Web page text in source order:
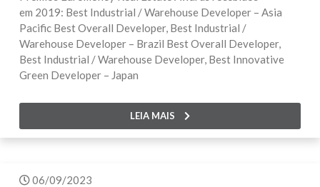
em 2019: Best Industrial / Warehouse Developer – Asia
Pacific Best Overall Developer, Best Industrial /
Warehouse Developer – Brazil Best Overall Developer,
Best Industrial / Warehouse Developer, Best Innovative
Green Developer – Japan
LEIA MAIS
06/09/2023